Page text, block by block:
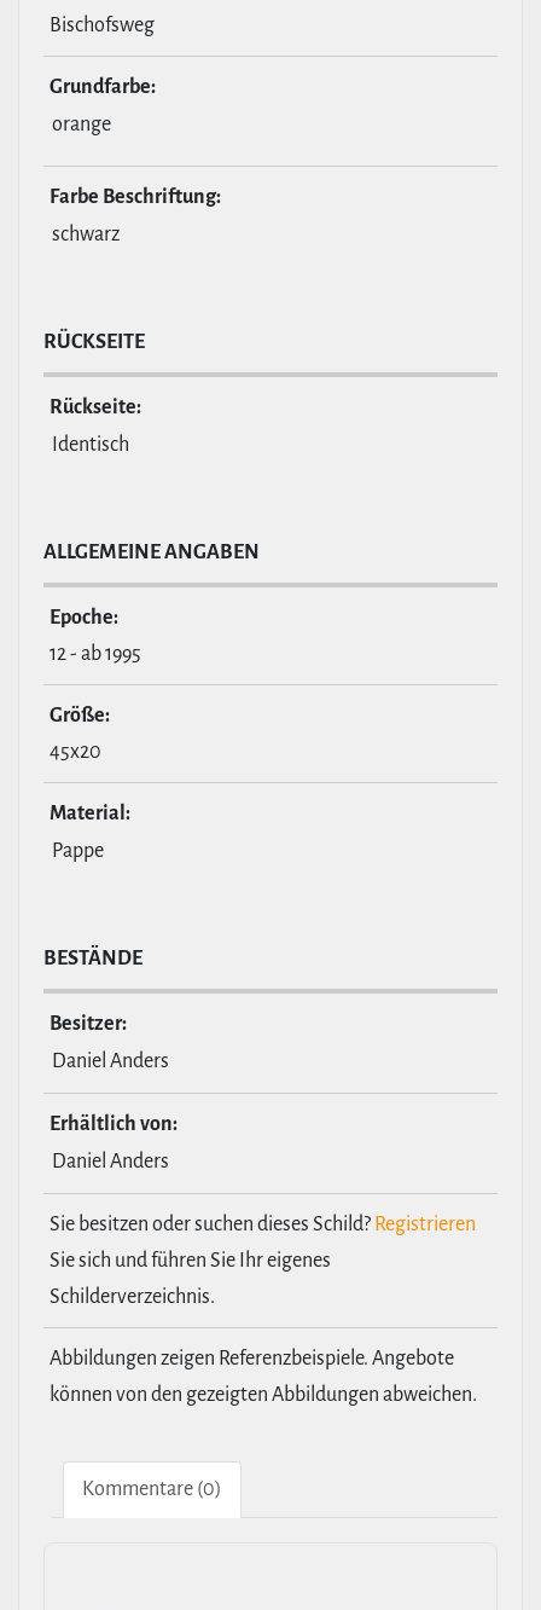
Bischofsweg
Grund­farbe:
orange
Farbe Beschrif­tung:
schwarz
RÜCKSEITE
Rückseite:
Identisch
ALL­GE­MEINE ANGABEN
Epoche:
12 - ab 1995
Größe:
45x20
Material:
Pappe
BESTÄNDE
Besitzer:
Daniel Anders
Erhält­lich von:
Daniel Anders
Sie besitzen oder suchen dieses Schild? Registrieren
Sie sich und führen Sie Ihr eigenes
Schilderverzeichnis.
Abbildungen zeigen Referenzbeispiele. Angebote
können von den gezeigten Abbildungen abweichen.
Kom­men­tare (0)